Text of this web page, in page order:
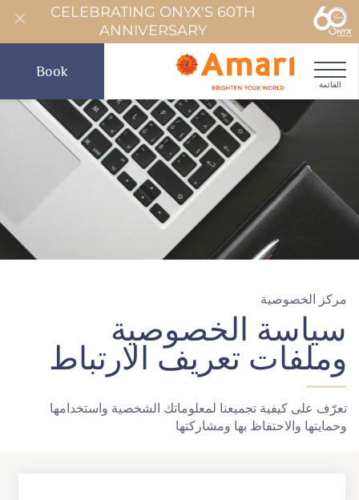
CELEBRATING ONYX'S 60TH
ANNIVERSARY
القائمة
Book
مركز الخصوصية
سياسة الخصوصية
وملفات تعريف الارتباط
تعرّف على كيفية تجميعنا لمعلوماتك الشخصية واستخدامها
وحمايتها والاحتفاظ بها ومشاركتها